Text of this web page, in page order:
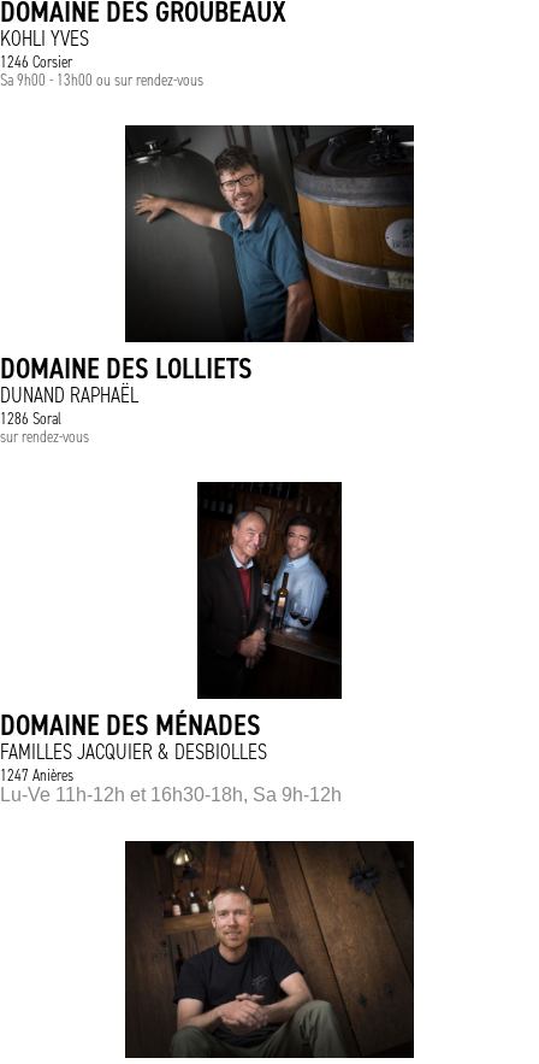
DOMAINE DES GROUBEAUX
KOHLI YVES
1246 Corsier
Sa 9h00 - 13h00 ou sur rendez-vous
DOMAINE DES LOLLIETS
DUNAND RAPHAËL
1286 Soral
sur rendez-vous
DOMAINE DES MÉNADES
FAMILLES JACQUIER & DESBIOLLES
1247 Anières
Lu-Ve 11h-12h et 16h30-18h, Sa 9h-12h